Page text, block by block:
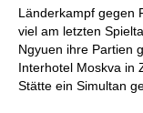
Länderkampf gegen
viel am letzten
Ngyuen ihre Partien
Interhotel Moskva in
Stätte ein Simultan